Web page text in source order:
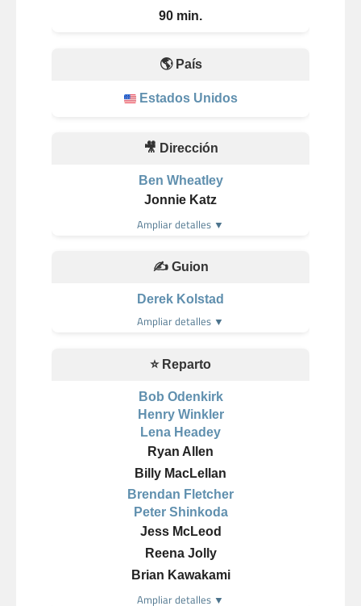
90 min.
🌎 País
Estados Unidos
🎥 Dirección
Ben Wheatley
Jonnie Katz
Ampliar detalles ▼
✍️ Guion
Derek Kolstad
Ampliar detalles ▼
⭐ Reparto
Bob Odenkirk
Henry Winkler
Lena Headey
Ryan Allen
Billy MacLellan
Brendan Fletcher
Peter Shinkoda
Jess McLeod
Reena Jolly
Brian Kawakami
Ampliar detalles ▼